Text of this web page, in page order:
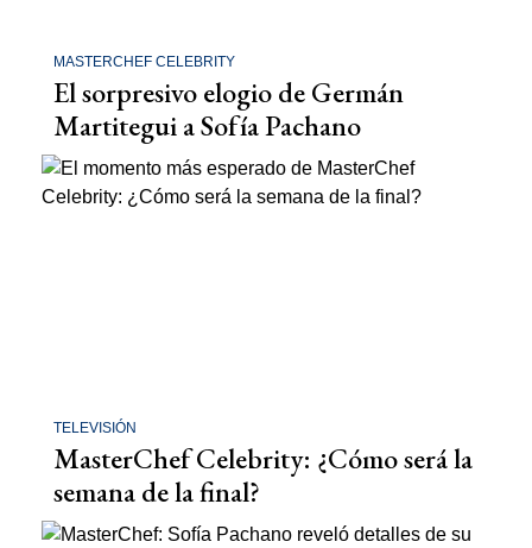
MASTERCHEF CELEBRITY
El sorpresivo elogio de Germán
Martitegui a Sofía Pachano
TELEVISIÓN
MasterChef Celebrity: ¿Cómo será la
semana de la final?